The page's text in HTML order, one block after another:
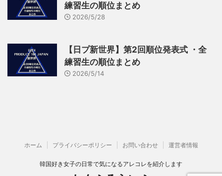
練習生の順位まとめ
2026/5/28
【日プ新世界】第2回順位発表式 ・全
練習生の順位まとめ
2026/5/14
ホーム プライバシーポリシー お問い合わせ 運営者情報
韓国好き女子の日常で気になるアレコレを紹介します